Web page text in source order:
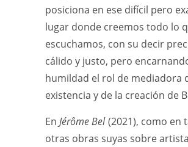
posiciona en ese difícil pero
lugar donde creemos todo lo
escuchamos, con su decir
cálido y justo, pero
humildad el rol de mediadora
existencia y de la creación de
En Jérôme Bel (2021), como en
otras obras suyas sobre